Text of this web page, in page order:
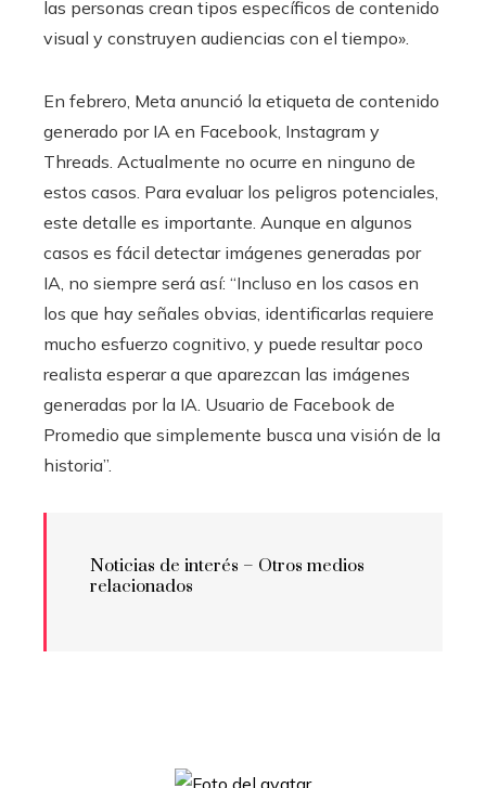
las personas crean tipos específicos de contenido
visual y construyen audiencias con el tiempo».
En febrero, Meta anunció la etiqueta de contenido
generado por IA en Facebook, Instagram y
Threads. Actualmente no ocurre en ninguno de
estos casos. Para evaluar los peligros potenciales,
este detalle es importante. Aunque en algunos
casos es fácil detectar imágenes generadas por
IA, no siempre será así: “Incluso en los casos en
los que hay señales obvias, identificarlas requiere
mucho esfuerzo cognitivo, y puede resultar poco
realista esperar a que aparezcan las imágenes
generadas por la IA. Usuario de Facebook de
Promedio que simplemente busca una visión de la
historia”.
Noticias de interés – Otros medios
relacionados